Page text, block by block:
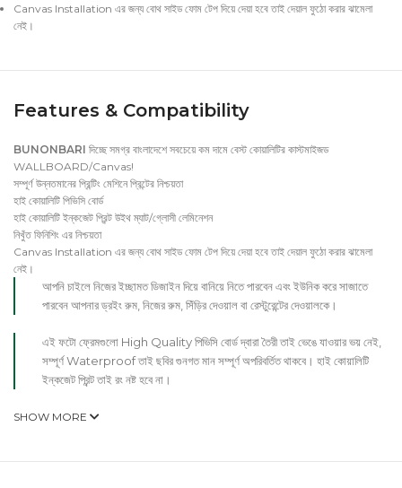
Canvas Installation এর জন্য বোথ সাইড ফোম টেপ দিয়ে দেয়া হবে তাই দেয়াল ফুঠো করার ঝামেলা
নেই।
Features & Compatibility
BUNONBARI দিচ্ছে সমগ্র বাংলাদেশে সবচেয়ে কম দামে বেস্ট কোয়ালিটির কাস্টমাইজড
WALLBOARD/Canvas!
সম্পূর্ণ উন্নতমানের প্রিন্টিং মেশিনে প্রিন্টের নিশ্চয়তা
হাই কোয়ালিটি পিভিসি বোর্ড
হাই কোয়ালিটি ইন্কজেট প্রিন্ট উইথ ম্যাট/গ্লোসী লেমিনেশন
নিখুঁত ফিনিশিং এর নিশ্চয়তা
Canvas Installation এর জন্য বোথ সাইড ফোম টেপ দিয়ে দেয়া হবে তাই দেয়াল ফুঠো করার ঝামেলা
নেই।
আপনি চাইলে নিজের ইচ্ছামত ডিজাইন দিয়ে বানিয়ে নিতে পারবেন এবং ইউনিক করে সাজাতে
পারবেন আপনার ড্রইং রুম, নিজের রুম, সিঁড়ির দেওয়াল বা রেস্টুরেন্টের দেওয়ালকে।
এই ফটো ফ্রেমগুলো High Quality পিভিসি বোর্ড দ্বারা তৈরী তাই ভেঙে যাওয়ার ভয় নেই,
সম্পূর্ণ Waterproof তাই ছবির গুনগত মান সম্পূর্ণ অপরিবর্তিত থাকবে। হাই কোয়ালিটি
ইন্কজেট প্রিন্ট তাই রং নষ্ট হবে না।
SHOW MORE